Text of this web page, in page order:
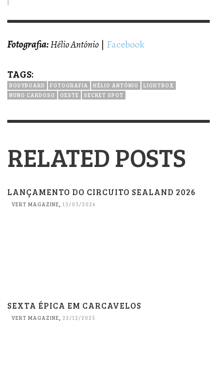
Fotografia:Hélio António | Facebook
TAGS:
BODYBOARD FOTOGRAFIA HÉLIO ANTÓNIO
LIGHTBOX
NUNO CARDOSO
OESTE SECRET SPOT
RELATED POSTS
LANÇAMENTO DO CIRCUITO SEALAND 2026
VERT MAGAZINE 13/03/2026
SEXTA ÉPICA EM CARCAVELOS
VERT MAGAZINE, 22/12/2025